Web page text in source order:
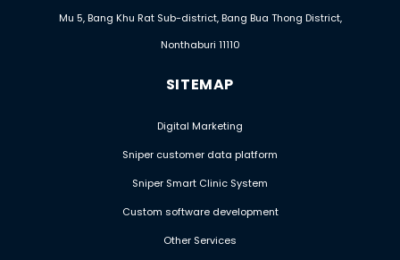
Mu 5, Bang Khu Rat Sub-district, Bang Bua Thong District,
Nonthaburi 11110
SITEMAP
Digital Marketing
Sniper customer data platform
Sniper Smart Clinic System
Custom software development
Other Services